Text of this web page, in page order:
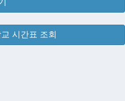
시간표 조회